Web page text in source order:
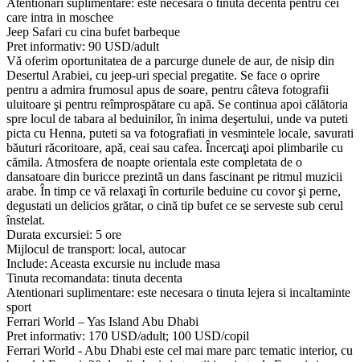
Atentionari suplimentare: este necesara o tinuta decenta pentru cei
care intra in moschee
Jeep Safari cu cina bufet barbeque
Pret informativ: 90 USD/adult
Vă oferim oportunitatea de a parcurge dunele de aur, de nisip din
Desertul Arabiei, cu jeep-uri special pregatite. Se face o oprire
pentru a admira frumosul apus de soare, pentru câteva fotografii
uluitoare şi pentru reîmprospătare cu apă. Se continua apoi călătoria
spre locul de tabara al beduinilor, în inima deşertului, unde va puteti
picta cu Henna, puteti sa va fotografiati in vesmintele locale, savurati
băuturi răcoritoare, apă, ceai sau cafea. Încercaţi apoi plimbarile cu
cămila. Atmosfera de noapte orientala este completata de o
dansatoare din buricce prezintă un dans fascinant pe ritmul muzicii
arabe. În timp ce vă relaxaţi în corturile beduine cu covor şi perne,
degustati un delicios grătar, o cină tip bufet ce se serveste sub cerul
înstelat.
Durata excursiei: 5 ore
Mijlocul de transport: local, autocar
Include: Aceasta excursie nu include masa
Tinuta recomandata: tinuta decenta
Atentionari suplimentare: este necesara o tinuta lejera si incaltaminte
sport
Ferrari World – Yas Island Abu Dhabi
Pret informativ: 170 USD/adult; 100 USD/copil
Ferrari World - Abu Dhabi este cel mai mare parc tematic interior, cu